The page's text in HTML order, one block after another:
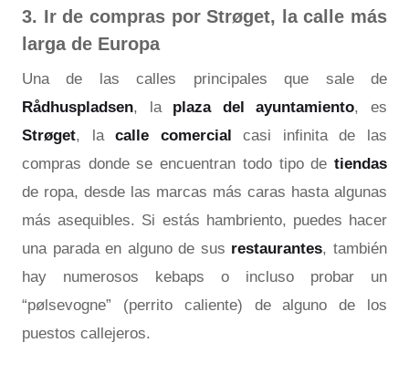
3. Ir de compras por Strøget, la calle más
larga de Europa
Una de las calles principales que sale de
Rådhuspladsen, la plaza del ayuntamiento, es
Strøget, lacalle comercialcasi infinita de las
compras donde se encuentran todo tipo de tiendas
de ropa, desde las marcas más caras hasta algunas
más asequibles. Si estás hambriento, puedes hacer
una parada en alguno de sus restaurantes, también
hay numerosos kebaps o incluso probar un
“pølsevogne” (perrito caliente) de alguno de los
puestos callejeros.